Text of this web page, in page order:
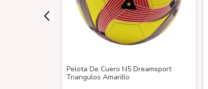
Pelota De Cuero N5 Dreamsport
Triangulos Amarillo